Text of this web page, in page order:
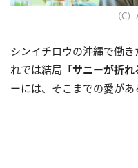
（C
シンイチロウの沖縄で働
れでは結局 「サニーが折れ
ーには、そこまでの愛があ